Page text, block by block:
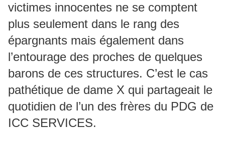
victimes innocentes ne se comptent
plus seulement dans le rang des
épargnants mais également dans
l’entourage des proches de quelques
barons de ces structures. C’est le cas
pathétique de dame X qui partageait le
quotidien de l’un des frères du PDG de
ICC SERVICES.